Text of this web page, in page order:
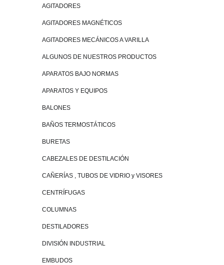
AGITADORES
AGITADORES MAGNÉTICOS
AGITADORES MECÁNICOS A VARILLA
ALGUNOS DE NUESTROS PRODUCTOS
APARATOS BAJO NORMAS
APARATOS Y EQUIPOS
BALONES
BAÑOS TERMOSTÁTICOS
BURETAS
CABEZALES DE DESTILACIÓN
CAÑERÍAS , TUBOS DE VIDRIO y VISORES
CENTRÍFUGAS
COLUMNAS
DESTILADORES
DIVISIÓN INDUSTRIAL
EMBUDOS